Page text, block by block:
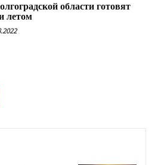
области готовят
летом